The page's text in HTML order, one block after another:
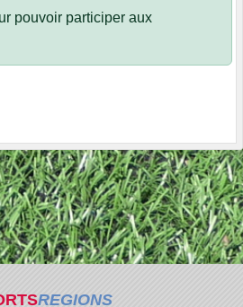
pouvoir participer aux
REGIONS